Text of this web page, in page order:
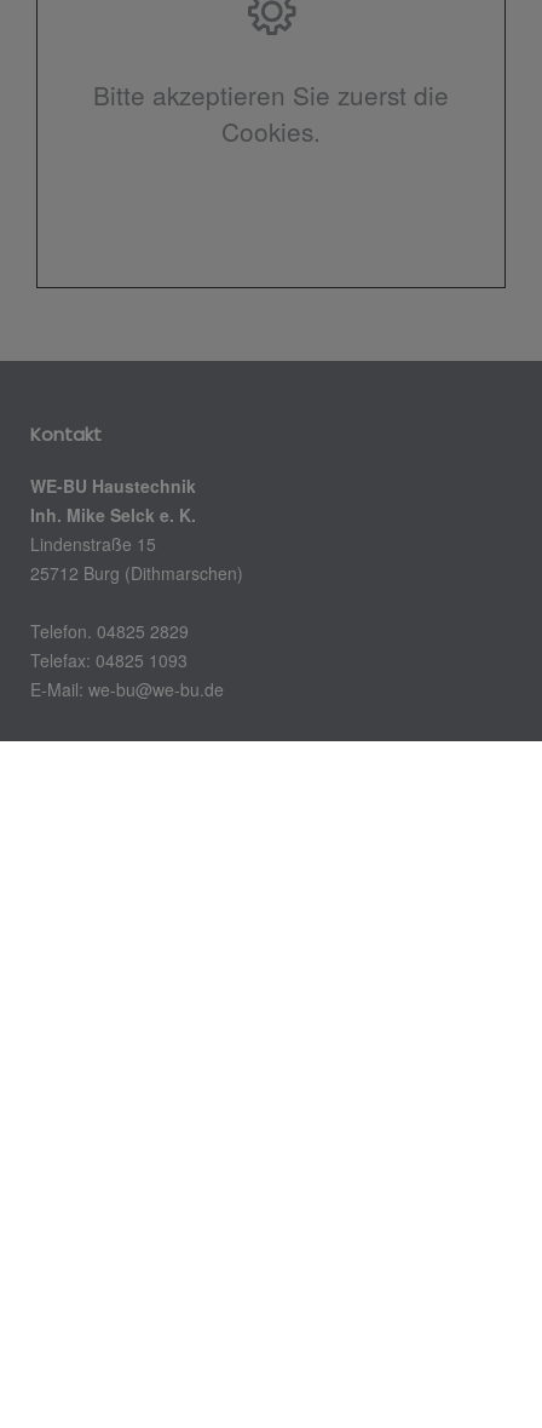
Bitte akzeptieren Sie zuerst die
Cookies.
Kontakt
WE-BU Haustechnik
Inh. Mike Selck e. K.
Lindenstraße 15
25712 Burg (Dithmarschen)
Telefon. 04825 2829
Telefax: 04825 1093
E-Mail: we-bu@we-bu.de